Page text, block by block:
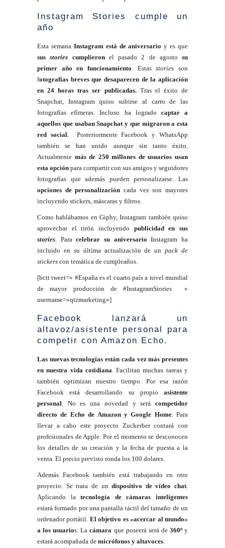
Instagram Stories cumple un
año
Esta semana Instagram está de aniversario y es que
susstories cumplieronel pasado 2 de agosto su
primer año en funcionamiento. Estasstories son
fotografías breves que desaparecen de la aplicación
en 24 horas tras ser publicadas.Tras el éxito de
Snapchat, Instagram quiso subirse al carro de las
fotografías efímeras. Incluso ha logrado captar a
aquellos que usaban Snapchat y que migraron a esta
red social. Posteriormente Facebook y WhatsApp
también se han unido aunque sin tanto éxito.
Actualmente más de 250 millones de usuarios usan
esta opción para compartir con sus amigos y seguidores
fotografías que además pueden personalizarse. Las
opciones de personalización cada vez son mayores
incluyendo stickers, máscaras y filtros.
Como hablábamos en Giphy, Instagram también quiso
aprovechar el tirón incluyendo publicidad en sus
stories. Paracelebrar su aniversario Instagram ha
incluido en su última actualización de unpack de
stickers con temática de cumpleaños.
[bctt tweet=» #España es el cuarto país a nivel mundial
de mayor producción de #InstagramStories »
username=»qtzmarketing»]
Facebook lanzará un
altavoz/asistente personal para
competir con Amazon Echo.
Las nuevas tecnologías están cada vez más presentes
en nuestra vida cotidiana. Facilitan muchas tareas y
también optimizan nuestro tiempo. Por esa razón
Facebook está desarrollando su propio asistente
personal. No es una novedad y será competidor
directo de Echo de Amazon y Google Home. Para
llevar a cabo este proyecto Zuckerber contará con
profesionales de Apple. Por el momento se desconocen
los detalles de su creación y la fecha de puesta a la
venta. El precio previsto ronda los 100 dolares.
Además Facebook también está trabajando en otro
proyecto. Se trata de undispositivo de vídeo chat.
Aplicando latecnología de cámaras inteligentes
estará formado por una pantalla táctil del tamaño de un
ordenador portátil. El objetivo es «acercar al mundo»
a los usuarios. Lacámara que poseerá será de360ºy
estará acompañada de micrófonos y altavoces.